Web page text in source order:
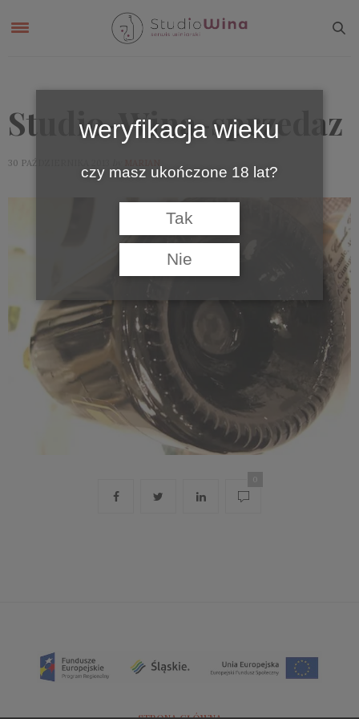
Studio-Wina-sprzedaz
30 PAŹDZIERNIKA 2013
weryfikacja wieku
czy masz ukończone 18 lat?
Tak
Nie